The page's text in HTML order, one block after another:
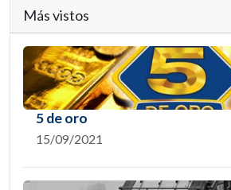
Más vistos
5 de oro
15/09/2021